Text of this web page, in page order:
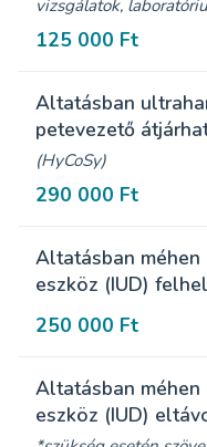
vizsgálatok,
125 000 Ft
Altatásban
petevezető
(HyCoSy)
290 000 Ft
Altatásban
eszköz (IUD)
250 000 Ft
Altatásban
eszköz (IUD)